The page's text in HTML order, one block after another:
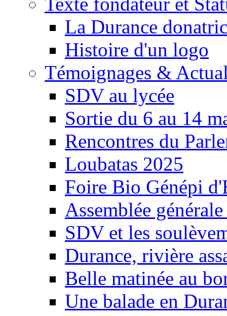
La Durance
Histoire d'un logo
Témoignages &
SDV au lycée
Sortie du 6 au 14
Rencontres du
Loubatas 2025
Foire Bio Génépi
Assemblée
SDV et les
Durance, rivière
Belle matinée au
Une balade en